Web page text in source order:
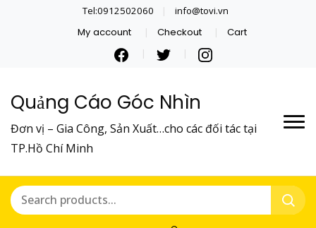
Tel:0912502060 info@tovi.vn
My account Checkout Cart
Quảng Cáo Góc Nhìn
Đơn vị – Gia Công, Sản Xuất…cho các đối tác tại
TP.Hồ Chí Minh